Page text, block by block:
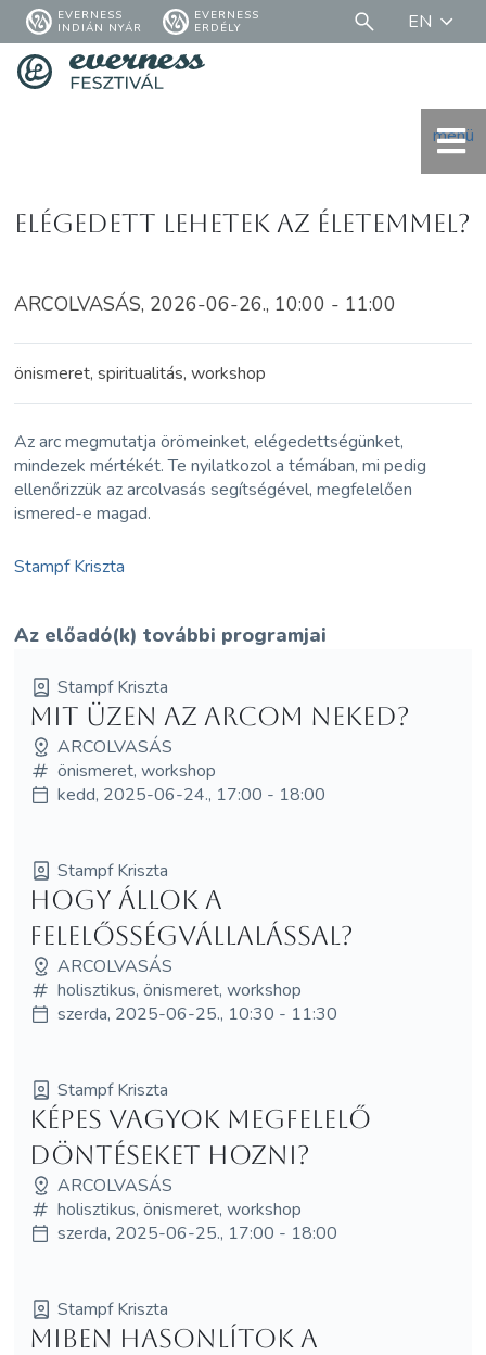
EVERNESS
INDIÁN NYÁR
EVERNESS
ERDÉLY
EN
menü
Elégedett lehetek az életemmel?
ARCOLVASÁS, 2026-06-26., 10:00 - 11:00
önismeret, spiritualitás, workshop
Az arc megmutatja örömeinket, elégedettségünket,
mindezek mértékét. Te nyilatkozol a témában, mi pedig
ellenőrizzük az arcolvasás segítségével, megfelelően
ismered-e magad.
Stampf Kriszta
Az előadó(k) további programjai
Stampf Kriszta
Mit üzen az arcom Neked?
ARCOLVASÁS
önismeret, workshop
kedd, 2025-06-24., 17:00 - 18:00
Stampf Kriszta
Hogy állok a
felelősségvállalással?
ARCOLVASÁS
holisztikus, önismeret, workshop
szerda, 2025-06-25., 10:30 - 11:30
Stampf Kriszta
Képes vagyok megfelelő
döntéseket hozni?
ARCOLVASÁS
holisztikus, önismeret, workshop
szerda, 2025-06-25., 17:00 - 18:00
Stampf Kriszta
Miben hasonlítok a